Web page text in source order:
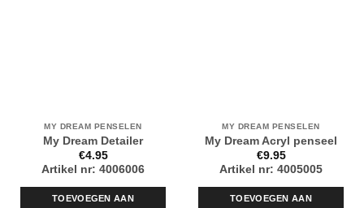
MY DREAM PENSELEN
My Dream Detailer
€4.95
Artikel nr: 4006006
TOEVOEGEN AAN
MY DREAM PENSELEN
My Dream Acryl penseel
€9.95
Artikel nr: 4005005
TOEVOEGEN AAN